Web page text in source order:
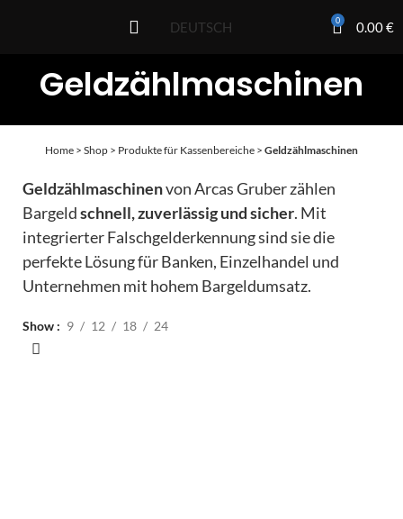
DEUTSCH 0 0.00€
Geldzählmaschinen
Home > Shop > Produkte für Kassenbereiche > Geldzählmaschinen
Geldzählmaschinenvon Arcas Gruber zählen
Bargeldschnell, zuverlässig und sicher. Mit
integrierter Falschgelderkennung sind sie die
perfekte Lösung für Banken, Einzelhandel und
Unternehmen mit hohem Bargeldumsatz.
Show 9 12 18 24